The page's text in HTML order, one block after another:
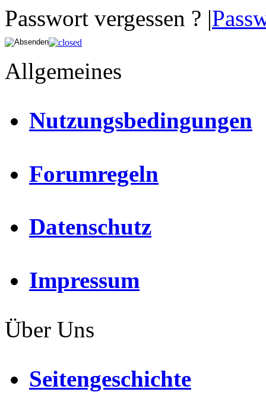
Passwort vergessen ? |
Allgemeines
Nutzungsbedingungen
Forumregeln
Datenschutz
Impressum
Über Uns
Seitengeschichte